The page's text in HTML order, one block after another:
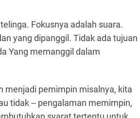
Fokusnya adalah suara.
yang dipanggil. Tidak ada tujuan
Yang memanggil dalam
menjadi pemimpin misalnya, kita
tidak -- pengalaman memimpin,